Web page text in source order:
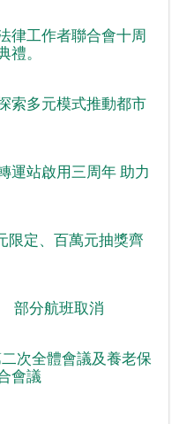
律工作者聯合會十周
。
索多元模式推動都市
運站啟用三周年 助力
限定、百萬元抽獎齊
部分航班取消
次全體會議及養老保
會議